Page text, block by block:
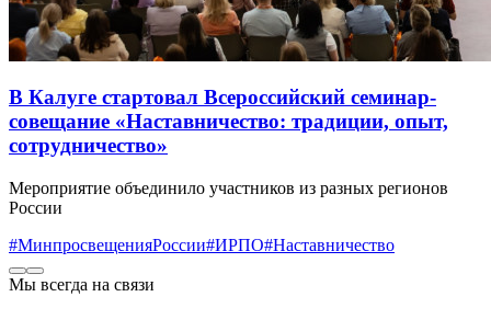
В Калуге стартовал Всероссийский семинар-
совещание «Наставничество: традиции, опыт,
сотрудничество»
Мероприятие объединило участников из разных регионов
России
#МинпросвещенияРоссии#ИРПО#Наставничество
Мы всегда на связи